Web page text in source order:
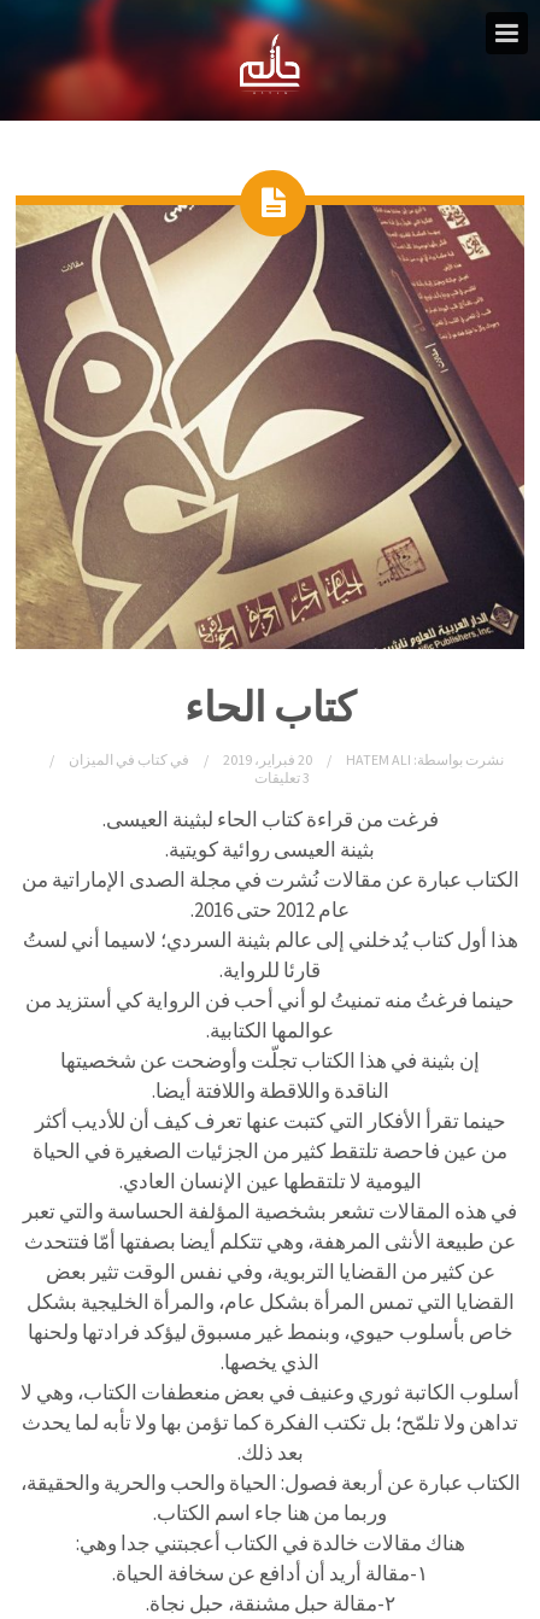
كتاب الحاء
نشرت بواسطة: HATEM ALI 20 فبراير، 2019 فيكتاب في الميزان
3 تعليقات
فرغت من قراءة كتاب الحاء لبثينة العيسى.
بثينة العيسى روائية كويتية.
الكتاب عبارة عن مقالات نُشرت في مجلة الصدى الإماراتية من
عام 2012 حتى 2016.
هذا أول كتاب يُدخلني إلى عالم بثينة السردي؛ لاسيما أني لستُ
قارئا للرواية.
حينما فرغتُ منه تمنيتُ لو أني أحب فن الرواية كي أستزيد من
عوالمها الكتابية.
إن بثينة في هذا الكتاب تجلّت وأوضحت عن شخصيتها
الناقدة واللاقطة واللافتة أيضا.
حينما تقرأ الأفكار التي كتبت عنها تعرف كيف أن للأديب أكثر
من عين فاحصة تلتقط كثير من الجزئيات الصغيرة في الحياة
اليومية لا تلتقطها عين الإنسان العادي.
في هذه المقالات تشعر بشخصية المؤلفة الحساسة والتي تعبر
عن طبيعة الأنثى المرهفة، وهي تتكلم أيضا بصفتها أمّا فتتحدث
عن كثير من القضايا التربوية، وفي نفس الوقت تثير بعض
القضايا التي تمس المرأة بشكل عام، والمرأة الخليجية بشكل
خاص بأسلوب حيوي، وبنمط غير مسبوق ليؤكد فرادتها ولحنها
الذي يخصها.
أسلوب الكاتبة ثوري وعنيف في بعض منعطفات الكتاب، وهي لا
تداهن ولا تلمّح؛ بل تكتب الفكرة كما تؤمن بها ولا تأبه لما يحدث
بعد ذلك.
الكتاب عبارة عن أربعة فصول: الحياة والحب والحرية والحقيقة،
وربما من هنا جاء اسم الكتاب.
هناك مقالات خالدة في الكتاب أعجبتني جدا وهي:
١-مقالة أريد أن أدافع عن سخافة الحياة.
٢-مقالة حبل مشنقة، حبل نجاة.